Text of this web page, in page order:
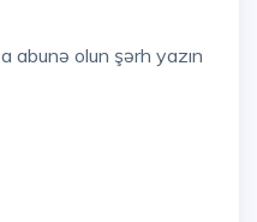
abunə olun şərh yazın